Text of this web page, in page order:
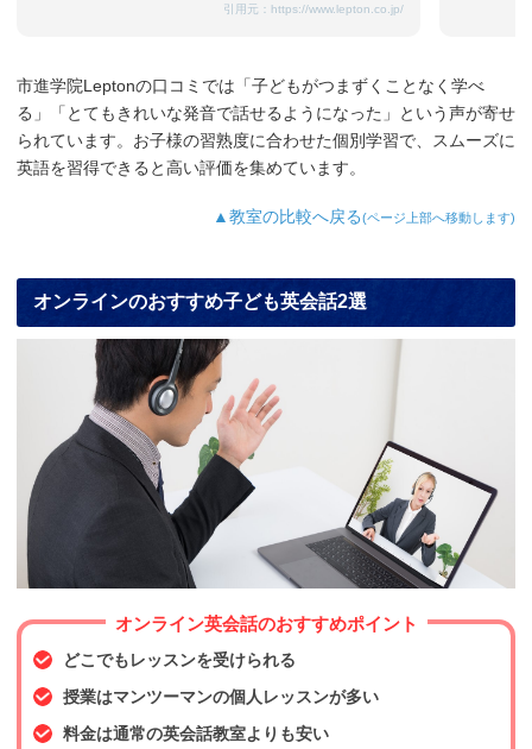
引用元： https://www.lepton.co.jp/
市進学院Leptonの口コミでは「子どもがつまずくことなく学べ
る」「とてもきれいな発音で話せるようになった」という声が寄せ
られています。お子様の習熟度に合わせた個別学習で、スムーズに
英語を習得できると高い評価を集めています。
▲教室の比較へ戻る(ページ上部へ移動します)
オンラインのおすすめ子ども英会話2選
オンライン英会話のおすすめポイント
どこでもレッスンを受けられる
授業はマンツーマンの個人レッスンが多い
料金は通常の英会話教室よりも安い